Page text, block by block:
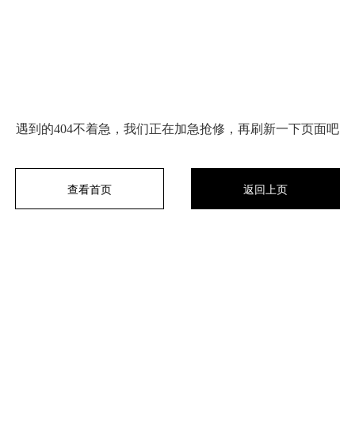
遇到的404不着急，我们正在加急抢修，再刷新一下页面吧
查看首页 返回上页